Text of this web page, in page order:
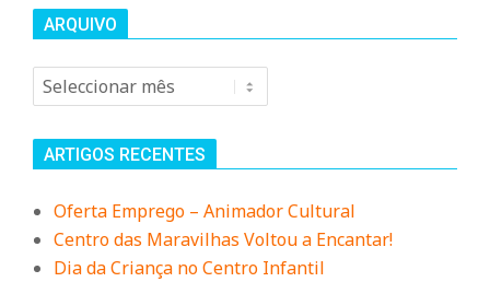
ARQUIVO
Arquivo
ARTIGOS RECENTES
Oferta Emprego – Animador Cultural
Centro das Maravilhas Voltou a Encantar!
Dia da Criança no Centro Infantil